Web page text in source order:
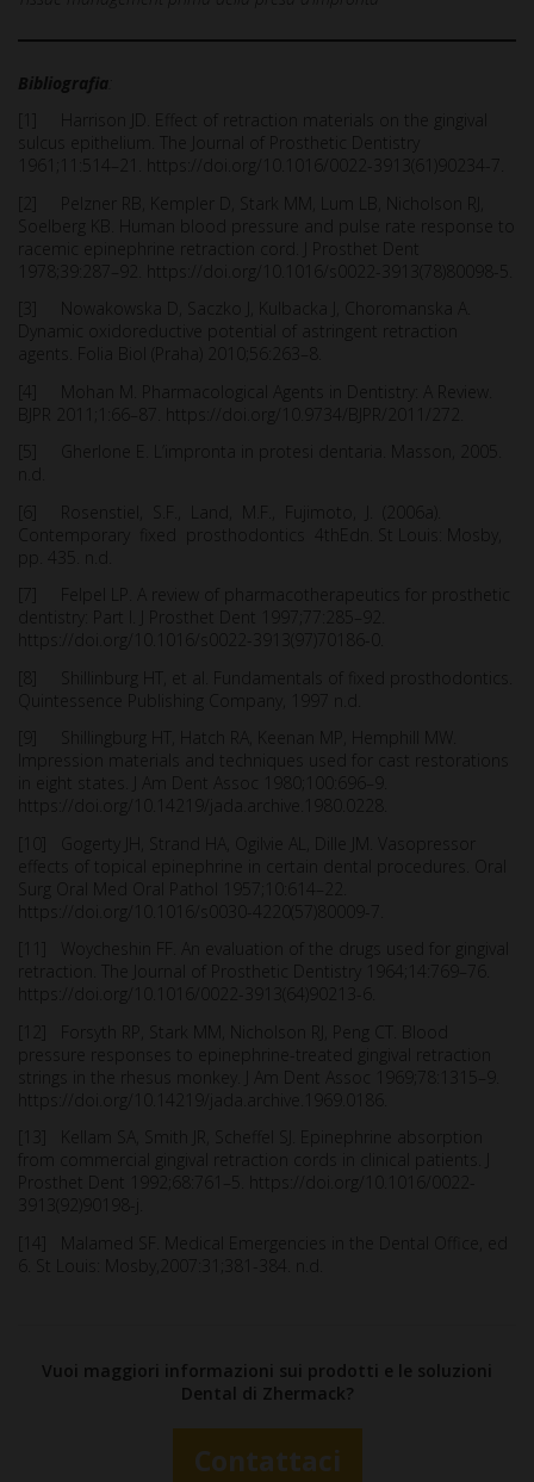
Bibliografia
[1] Harrison JD. Effect of retraction materials on the gingival
sulcus epithelium. The Journal of Prosthetic Dentistry
1961;11:514–21. https://doi.org/10.1016/0022-3913(61)90234-7.
[2] Pelzner RB, Kempler D, Stark MM, Lum LB, Nicholson RJ,
Soelberg KB. Human blood pressure and pulse rate response to
racemic epinephrine retraction cord. J Prosthet Dent
1978;39:287–92. https://doi.org/10.1016/s0022-3913(78)80098-5.
[3] Nowakowska D, Saczko J, Kulbacka J, Choromanska A.
Dynamic oxidoreductive potential of astringent retraction
agents. Folia Biol (Praha) 2010;56:263–8.
[4] Mohan M. Pharmacological Agents in Dentistry: A Review.
BJPR 2011;1:66–87. https://doi.org/10.9734/BJPR/2011/272.
[5] Gherlone E. L’impronta in protesi dentaria. Masson, 2005.
[6] Rosenstiel, S.F., Land, M.F., Fujimoto, J. (2006a).
Contemporary fixed prosthodontics 4thEdn. St Louis: Mosby,
pp. 435. n.d.
[7] Felpel LP. A review of pharmacotherapeutics for prosthetic
dentistry: Part I. J Prosthet Dent 1997;77:285–92.
https://doi.org/10.1016/s0022-3913(97)70186-0.
[8] Shillinburg HT, et al. Fundamentals of fixed prosthodontics.
Quintessence Publishing Company, 1997 n.d.
[9] Shillingburg HT, Hatch RA, Keenan MP, Hemphill MW.
Impression materials and techniques used for cast restorations
in eight states. J Am Dent Assoc 1980;100:696–9.
https://doi.org/10.14219/jada.archive.1980.0228.
[10] Gogerty JH, Strand HA, Ogilvie AL, Dille JM. Vasopressor
effects of topical epinephrine in certain dental procedures. Oral
Surg Oral Med Oral Pathol 1957;10:614–22.
https://doi.org/10.1016/s0030-4220(57)80009-7.
[11] Woycheshin FF. An evaluation of the drugs used for gingival
retraction. The Journal of Prosthetic Dentistry 1964;14:769–76.
https://doi.org/10.1016/0022-3913(64)90213-6.
[12] Forsyth RP, Stark MM, Nicholson RJ, Peng CT. Blood
pressure responses to epinephrine-treated gingival retraction
strings in the rhesus monkey. J Am Dent Assoc 1969;78:1315–9.
https://doi.org/10.14219/jada.archive.1969.0186.
[13] Kellam SA, Smith JR, Scheffel SJ. Epinephrine absorption
from commercial gingival retraction cords in clinical patients. J
Prosthet Dent 1992;68:761–5. https://doi.org/10.1016/0022-
3913(92)90198-j.
[14] Malamed SF. Medical Emergencies in the Dental Office, ed
6. St Louis: Mosby,2007:31;381-384. n.d.
Vuoi maggiori informazioni sui prodotti e le soluzioni
Dental di Zhermack?
Contattaci